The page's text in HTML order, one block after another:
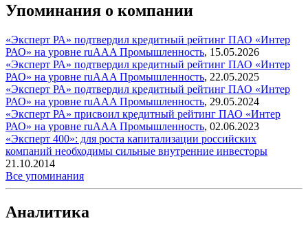
Упоминания о компании
«Эксперт РА» подтвердил кредитный рейтинг ПАО «Интер
РАО» на уровне ruAAA Промышленность, 15.05.2026
«Эксперт РА» подтвердил кредитный рейтинг ПАО «Интер
РАО» на уровне ruAAA Промышленность, 22.05.2025
«Эксперт РА» подтвердил кредитный рейтинг ПАО «Интер
РАО» на уровне ruAAA Промышленность, 29.05.2024
«Эксперт РА» присвоил кредитный рейтинг ПАО «Интер
РАО» на уровне ruAAA Промышленность, 02.06.2023
«Эксперт 400»: для роста капитализации российских
компаний необходимы сильные внутренние инвесторы
21.10.2014
Все упоминания
Аналитика